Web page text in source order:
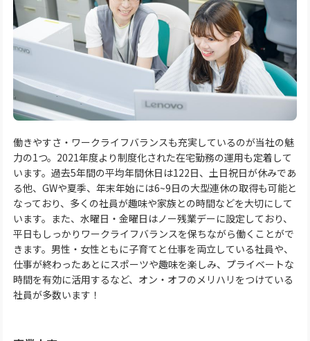
働きやすさ・ワークライフバランスも充実しているのが当社の魅
力の1つ。2021年度より制度化された在宅勤務の運用も定着して
います。過去5年間の平均年間休日は122日、土日祝日が休みであ
る他、GWや夏季、年末年始には6~9日の大型連休の取得も可能と
なっており、多くの社員が趣味や家族との時間などを大切にして
います。また、水曜日・金曜日はノー残業デーに設定しており、
平日もしっかりワークライフバランスを保ちながら働くことがで
きます。男性・女性ともに子育てと仕事を両立している社員や、
仕事が終わったあとにスポーツや趣味を楽しみ、プライベートな
時間を有効に活用するなど、オン・オフのメリハリをつけている
社員が多数います！